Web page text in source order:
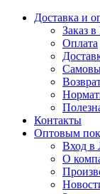
Доставка и
Заказ
Оплата
Контакты
Оптовым
Вход в
О